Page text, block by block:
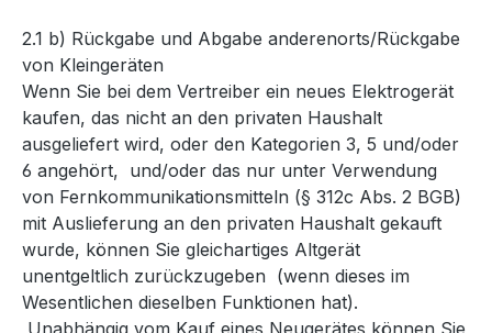
2.1 b) Rückgabe und Abgabe anderenorts/Rückgabe
von Kleingeräten
Wenn Sie bei dem Vertreiber ein neues Elektrogerät
kaufen, das nicht an den privaten Haushalt
ausgeliefert wird, oder den Kategorien 3, 5 und/oder
6 angehört, und/oder das nur unter Verwendung
von Fernkommunikationsmitteln (§ 312c Abs. 2 BGB)
mit Auslieferung an den privaten Haushalt gekauft
wurde, können Sie gleichartiges Altgerät
unentgeltlich zurückzugeben (wenn dieses im
Wesentlichen dieselben Funktionen hat).
Unabhängig vom Kauf eines Neugerätes können Sie